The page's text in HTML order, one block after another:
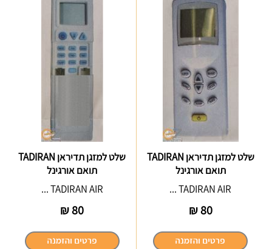
שלט למזגן תדיראן TADIRAN
תואם אורגינל
TADIRAN AIR ...
80
₪
שלט למזגן תדיראן TADIRAN
תואם אורגינל
TADIRAN AIR ...
80
₪